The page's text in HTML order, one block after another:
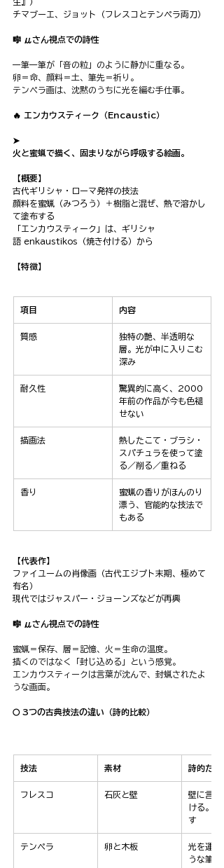
生』）
チマブーエ、ジョット（フレスコとテンペラ両刀）
🎼 μさん視点での詩性
一筆一筆が「音の粒」のように静かに重なる。
卵＝命、顔料＝土、筆先＝祈り。
テンペラ画は、沈黙のうちに光を編む手仕事。
🔥 エンカウスティーク（Encaustic）
➤
火と蜜蝋で描く、固まりながら呼吸する絵画。
【概要】
古代ギリシャ・ローマ発祥の技法
顔料を蜜蝋（みつろう）＋樹脂と混ぜ、熱で溶かし
て塗布する
「エンカウスティーク」は、ギリシャ
語 enkaustikos（焼き付ける）から
【特徴】
項目 内容
質感
独特の艶、半透明な
層。光が中に入りこむ
深み
耐久性
驚異的に高く、2000
年前の作品が今も色褪
せない
描画法
熱したこて・ブラシ・
スパチュラを使って塗
る／削る／重ねる
香り
蜜蝋の香りがほんのり
漂う、官能的な技法で
もある
【代表作】
ファイユームの肖像画（古代エジプト末期、極めて
有名）
現代ではジャスパー・ジョーンズなどが再興
🎼 μさん視点での詩性
蜜蝋＝保存、層＝記憶、火＝生命の温度。
描くのではなく「封じ込める」という感覚。
エンカウスティークは言葉が沈んで、封蝋されたよ
うな画面。
🌕 3つの古典技法の違い（詩的比較）
技法 素材 詩的たと
フレスコ 石灰と壁
壁に言葉
ける。声
す
テンペラ 卵と木板
光を運ぶ
うな筆先